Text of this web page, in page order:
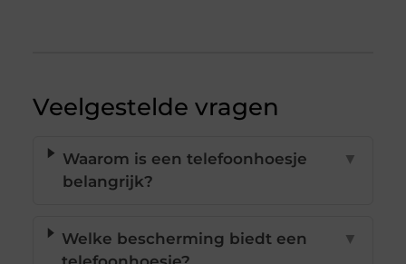
Veelgestelde vragen
Waarom is een telefoonhoesje
belangrijk?
▼
Welke bescherming biedt een
▼